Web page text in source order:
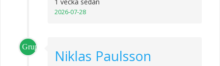
2026-07-28
Grupp_3
Niklas Paulsson